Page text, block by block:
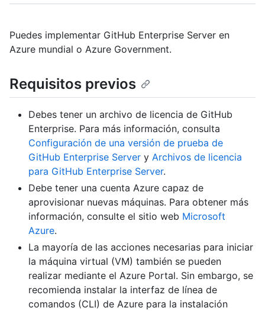
Puedes implementar GitHub Enterprise Server en
Azure mundial o Azure Government.
Requisitos previos
Debes tener un archivo de licencia de GitHub
Enterprise. Para más información, consulta
Configuración de una versión de prueba de
GitHub Enterprise Server y Archivos de licencia
para GitHub Enterprise Server.
Debe tener una cuenta Azure capaz de
aprovisionar nuevas máquinas. Para obtener más
información, consulte el sitio web Microsoft
Azure.
La mayoría de las acciones necesarias para iniciar
la máquina virtual (VM) también se pueden
realizar mediante el Azure Portal. Sin embargo, se
recomienda instalar la interfaz de línea de
comandos (CLI) de Azure para la instalación